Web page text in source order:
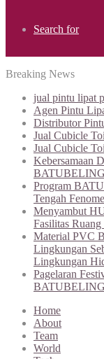
Search for
Breaking News
jual pintu lipat
Agen Pintu
Distributor
Jual Cubicle
Jual Cubicle
Kebersamaan
BATUBELING
Program
Tengah
Menyambut
Fasilitas Ruang
Material PVC
Lingkungan
Lingkungan
Pagelaran
BATUBELING
Home
About
Team
World